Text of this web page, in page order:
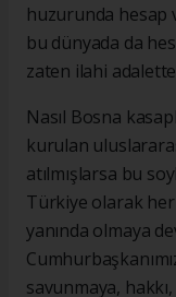
huzurunda hesap
bu dünyada da
zaten ilahi
Nasıl Bosna
kurulan
atılmışlarsa bu
Türkiye olarak
yanında olmaya
savunmaya,